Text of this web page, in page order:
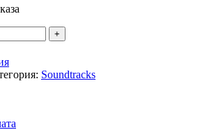
Soundtracks